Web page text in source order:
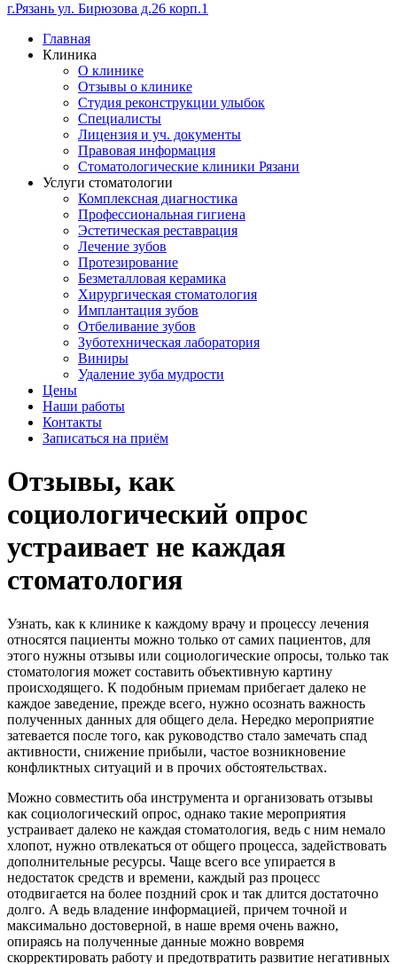
г.Рязань ул. Бирюзова д.26 корп.1
Главная
Клиника
О клинике
Отзывы о клинике
Студия реконструкции улыбок
Специалисты
Лицензия и уч. документы
Правовая информация
Стоматологические клиники Рязани
Услуги стоматологии
Комплексная диагностика
Профессиональная гигиена
Эстетическая реставрация
Лечение зубов
Протезирование
Безметалловая керамика
Хирургическая стоматология
Имплантация зубов
Отбеливание зубов
Зуботехническая лаборатория
Виниры
Удаление зуба мудрости
Цены
Наши работы
Контакты
Записаться на приём
Отзывы, как
социологический опрос
устраивает не каждая
стоматология
Узнать, как к клинике к каждому врачу и процессу лечения
относятся пациенты можно только от самих пациентов, для
этого нужны отзывы или социологические опросы, только так
стоматология может составить объективную картину
происходящего. К подобным приемам прибегает далеко не
каждое заведение, прежде всего, нужно осознать важность
полученных данных для общего дела. Нередко мероприятие
затевается после того, как руководство стало замечать спад
активности, снижение прибыли, частое возникновение
конфликтных ситуаций и в прочих обстоятельствах.
Можно совместить оба инструмента и организовать отзывы
как социологический опрос, однако такие мероприятия
устраивает далеко не каждая стоматология, ведь с ним немало
хлопот, нужно отвлекаться от общего процесса, задействовать
дополнительные ресурсы. Чаще всего все упирается в
недостаток средств и времени, каждый раз процесс
отодвигается на более поздний срок и так длится достаточно
долго. А ведь владение информацией, причем точной и
максимально достоверной, в наше время очень важно,
опираясь на полученные данные можно вовремя
скорректировать работу и предотвратить развитие негативных